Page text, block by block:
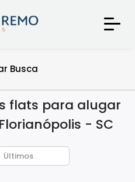
Busca
flats para alugar
- SC